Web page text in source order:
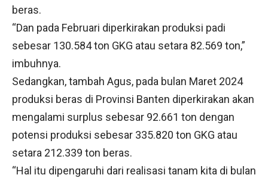
beras.
“Dan pada Februari diperkirakan produksi padi
sebesar 130.584 ton GKG atau setara 82.569 ton,”
imbuhnya.
Sedangkan, tambah Agus, pada bulan Maret 2024
produksi beras di Provinsi Banten diperkirakan akan
mengalami surplus sebesar 92.661 ton dengan
potensi produksi sebesar 335.820 ton GKG atau
setara 212.339 ton beras.
“Hal itu dipengaruhi dari realisasi tanam kita di bulan